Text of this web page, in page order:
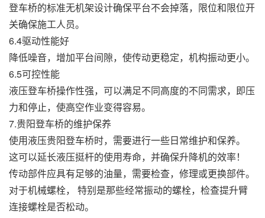
登车桥的标准无机架设计确保平台不会掉落，限位和限位开
关确保施工人员。
6.4驱动性能好
降低噪音，增加平台间隙，使传动更稳定，机构振动更小。
6.5可控性能
液压登车桥操作性强，可以满足不同高度的不同需求，即压
力和停止，使高空作业变得容易。
7.贵阳登车桥的维护保养
使用液压贵阳登车桥时，需要进行一些日常维护和保养。
这可以延长液压挺杆的使用寿命，并确保升降机的效率！
传动部件应具有足够的油量，需要检查，修理或更换部件。
对于机械螺栓， 特别是那些经常振动的螺栓，检查提升臂
连接螺栓是否松动。